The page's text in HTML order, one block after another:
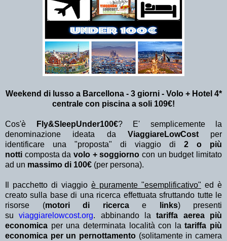
Weekend di lusso a Barcellona - 3 giorni - Volo + Hotel 4*
centrale con piscina a soli 109€!
Cos'è Fly&SleepUnder100€? E' semplicemente la
denominazione ideata da ViaggiareLowCostper
identificare una "proposta" di viaggio di 2 o più
notti composta davolo + soggiorno con un budget limitato
ad un massimo di 100€ (per persona).
Il pacchetto di viaggio è puramente "esemplificativo" ed è
creato sulla base di una ricerca effettuata sfruttando tutte le
risorse (motori di ricerca e links) presenti
suviaggiarelowcost.org. abbinando la tariffa aerea più
economica per una determinata località con latariffa più
economica per un pernottamento (solitamente in camera